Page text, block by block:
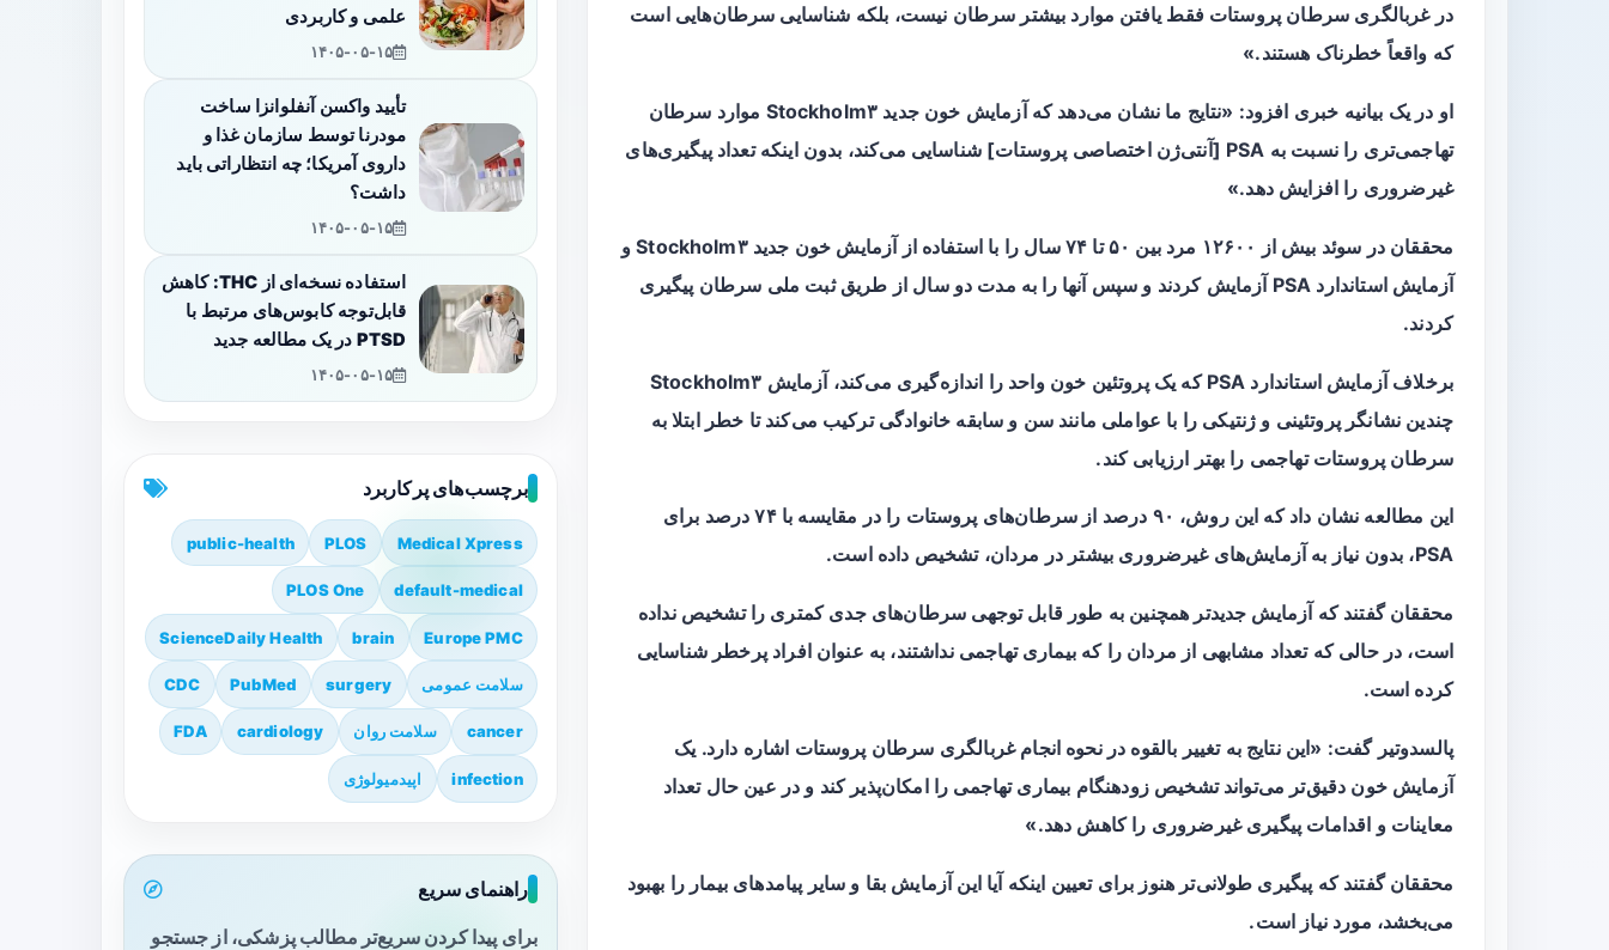
در غربالگری سرطان پروستات فقط یافتن موارد بیشتر سرطان نیست، بلکه شناسایی سرطان‌هایی است
که واقعاً خطرناک هستند.»
او در یک بیانیه خبری افزود: «نتایج ما نشان می‌دهد که آزمایش خون جدید Stockholm۳ موارد سرطان
تهاجمی‌تری را نسبت به PSA [آنتی‌ژن اختصاصی پروستات] شناسایی می‌کند، بدون اینکه تعداد پیگیری‌های
غیرضروری را افزایش دهد.»
محققان در سوئد بیش از ۱۲۶۰۰ مرد بین ۵۰ تا ۷۴ سال را با استفاده از آزمایش خون جدید Stockholm۳ و
آزمایش استاندارد PSA آزمایش کردند و سپس آنها را به مدت دو سال از طریق ثبت ملی سرطان پیگیری
کردند.
برخلاف آزمایش استاندارد PSA که یک پروتئین خون واحد را اندازه‌گیری می‌کند، آزمایش Stockholm۳
چندین نشانگر پروتئینی و ژنتیکی را با عواملی مانند سن و سابقه خانوادگی ترکیب می‌کند تا خطر ابتلا به
سرطان پروستات تهاجمی را بهتر ارزیابی کند.
این مطالعه نشان داد که این روش، ۹۰ درصد از سرطان‌های پروستات را در مقایسه با ۷۴ درصد برای
PSA، بدون نیاز به آزمایش‌های غیرضروری بیشتر در مردان، تشخیص داده است.
محققان گفتند که آزمایش جدیدتر همچنین به طور قابل توجهی سرطان‌های جدی کمتری را تشخیص نداده
است، در حالی که تعداد مشابهی از مردان را که بیماری تهاجمی نداشتند، به عنوان افراد پرخطر شناسایی
کرده است.
پالسدوتیر گفت: «این نتایج به تغییر بالقوه در نحوه انجام غربالگری سرطان پروستات اشاره دارد. یک
آزمایش خون دقیق‌تر می‌تواند تشخیص زودهنگام بیماری تهاجمی را امکان‌پذیر کند و در عین حال تعداد
معاینات و اقدامات پیگیری غیرضروری را کاهش دهد.»
محققان گفتند که پیگیری طولانی‌تر هنوز برای تعیین اینکه آیا این آزمایش بقا و سایر پیامدهای بیمار را بهبود
می‌بخشد، مورد نیاز است.
علمی و کاربردی
۱۴۰۵-۰۵-۱۵
تأیید واکسن آنفلوانزا ساخت
مودرنا توسط سازمان غذا و
داروی آمریکا؛ چه انتظاراتی باید
داشت؟
۱۴۰۵-۰۵-۱۵
استفاده نسخه‌ای از THC: کاهش
قابل‌توجه کابوس‌های مرتبط با
PTSD در یک مطالعه جدید
۱۴۰۵-۰۵-۱۵
برچسب‌های پرکاربرد
Medical Xpress
PLOS
public-health
default-medical
PLOS One
Europe PMC
brain
ScienceDaily Health
سلامت عمومی surgery
PubMed
CDC
cancer سلامت روان cardiology
FDA
infection اپیدمیولوژی
راهنمای سریع
برای پیدا کردن سریع‌تر مطالب پزشکی، از جستجو